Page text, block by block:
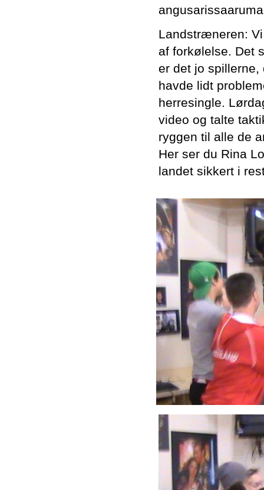
Landstræneren:
af forkølelse. Det
er det jo
havde lidt
herresingle.
video og talte
ryggen til alle de
Her ser du Rina
landet sikkert i